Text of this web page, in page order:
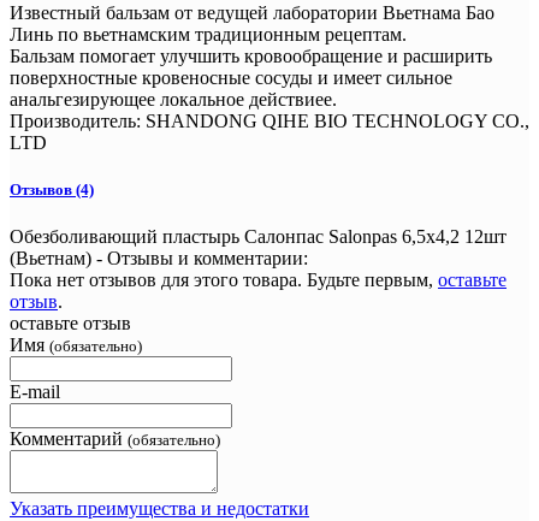
Известный бальзам от ведущей лаборатории Вьетнама Бао
Линь по вьетнамским традиционным рецептам.
Бальзам помогает улучшить кровообращение и расширить
поверхностные кровеносные сосуды и имеет сильное
анальгезирующее локальное действиее.
Производитель: SHANDONG QIHE BIO TECHNOLOGY CO.,
LTD
Отзывов (4)
Обезболивающий пластырь Салонпас Salonpas 6,5х4,2 12шт
(Вьетнам) - Отзывы и комментарии:
Пока нет отзывов для этого товара. Будьте первым, оставьте
отзыв.
оставьте отзыв
Имя (обязательно)
E-mail
Комментарий (обязательно)
Указать преимущества и недостатки